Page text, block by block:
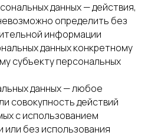
данных — действия,
определить без
информации
данных конкретному
субъекту персональных
данных — любое
совокупность действий
с использованием
или без использования